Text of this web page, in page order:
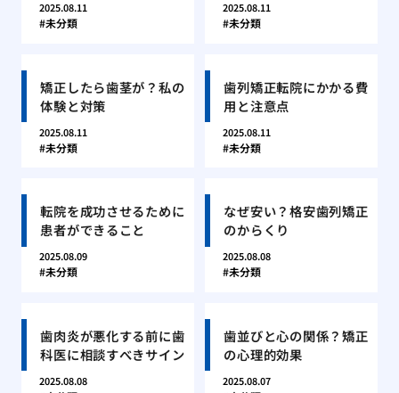
2025.08.11
未分類
2025.08.11
未分類
矯正したら歯茎が？私の
体験と対策
2025.08.11
未分類
歯列矯正転院にかかる費
用と注意点
2025.08.11
未分類
転院を成功させるために
患者ができること
2025.08.09
未分類
なぜ安い？格安歯列矯正
のからくり
2025.08.08
未分類
歯肉炎が悪化する前に歯
科医に相談すべきサイン
2025.08.08
歯並びと心の関係？矯正
の心理的効果
2025.08.07